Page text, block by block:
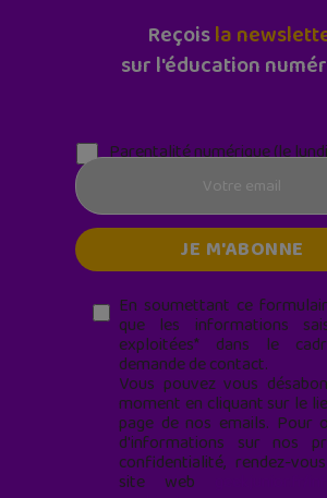
Reçoisla
sur l'éducation
Parentalité numérique (le
En soumettant ce
que les informations
exploitées* dans le
demande de contact.
Vous pouvez vous
moment en cliquant sur le
page de nos emails. Pour
d'informations sur nos
confidentialité, rendez-
site web